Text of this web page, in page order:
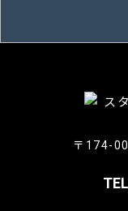
〒174-